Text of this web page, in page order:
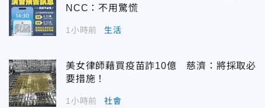
NCC：不用驚慌
1小時前 生活
美女律師藉買疫苗詐10億 慈濟：將採取必
要措施！
1小時前 社會